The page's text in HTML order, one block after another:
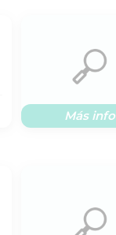
Más info